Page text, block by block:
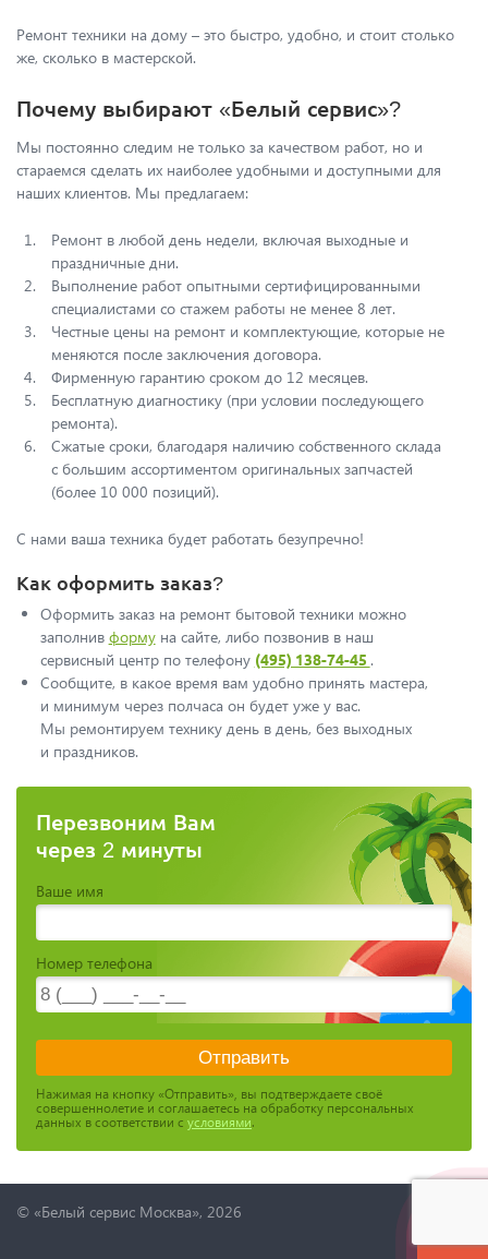
Ремонт техники на дому – это быстро, удобно, и стоит столько
же, сколько в мастерской.
Почему выбирают «Белый сервис»?
Мы постоянно следим не только за качеством работ, но и
стараемся сделать их наиболее удобными и доступными для
наших клиентов. Мы предлагаем:
Ремонт в любой день недели, включая выходные и
праздничные дни.
Выполнение работ опытными сертифицированными
специалистами со стажем работы не менее 8 лет.
Честные цены на ремонт и комплектующие, которые не
меняются после заключения договора.
Фирменную гарантию сроком до 12 месяцев.
Бесплатную диагностику (при условии последующего
ремонта).
Сжатые сроки, благодаря наличию собственного склада
с большим ассортиментом оригинальных запчастей
(более 10 000 позиций).
С нами ваша техника будет работать безупречно!
Как оформить заказ?
Оформить заказ на ремонт бытовой техники можно
заполнив формуна сайте, либо позвонив в наш
сервисный центр по телефонy (495) 138-74-45 .
Сообщите, в какое время вам удобно принять мастера,
и минимум через полчаса он будет уже у вас.
Мы ремонтируем технику день в день, без выходных
и праздников.
Перезвоним Вам
через 2 минуты
Ваше имя
Номер телефона
Нажимая на кнопку «Отправить», вы подтверждаете своё
совершеннолетие и соглашаетесь на обработку персональных
данных в соответствии с условиями.
© «Белый сервис Москва», 2026